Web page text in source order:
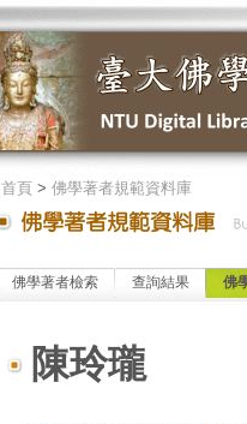
首頁> 佛學著者規範資料庫
佛學著者檢索 查詢結果 佛
陳玲瓏